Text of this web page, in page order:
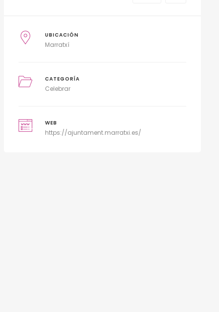
UBICACIÓN
Marratxí
CATEGORÍA
Celebrar
WEB
https://ajuntament.marratxi.es/